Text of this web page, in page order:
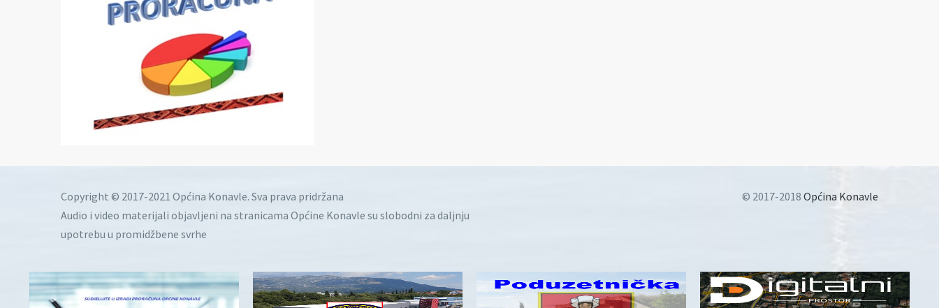
Copyright © 2017-2021 Općina Konavle. Sva prava pridržana
Audio i video materijali objavljeni na stranicama Općine Konavle su slobodni za daljnju
upotrebu u promidžbene svrhe
© 2017-2018 Općina Konavle